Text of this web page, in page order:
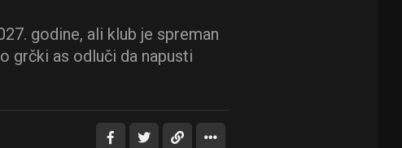
godine, ali klub je spreman
grčki as odluči da napusti